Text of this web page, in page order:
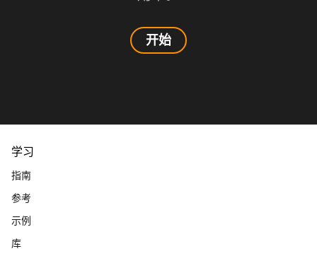
开始
学习
指南
参考
示例
库